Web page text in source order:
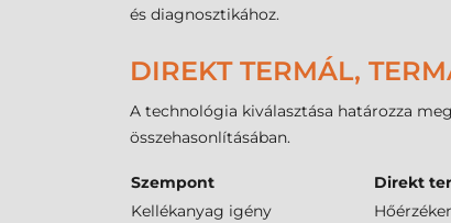
és diagnosztikához.
DIREKT TERMÁL,
A technológia kiválasztása határozza
összehasonlításában.
Szempont Direkt
Kellékanyag igény